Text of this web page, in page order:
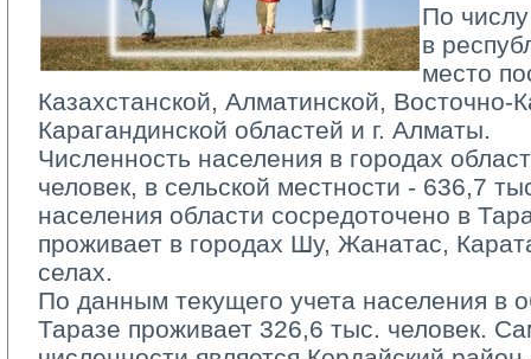
По
в
место
Казахстанской, Алматинской, Восточно-
Карагандинской областей и г. Алматы.
Численность населения в городах
человек, в сельской местности - 636,7
населения области сосредоточено в
проживает в городах Шу, Жанатас,
селах.
По данным текущего учета населения в
Таразе проживает 326,6 тыс. человек.